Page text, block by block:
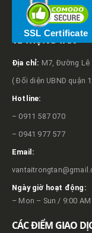
SSL Certificate
VỀ TRỌNG TẤN
Địa chỉ: M7, Đường Lê
( Đối diện UBND quận
Hotline:
– 0911 587 070
– 0941 977 577
Email:
Ngày giờ hoạt động:
– Mon – Sun / 9:00 AM
CÁC ĐIỂM GIAO